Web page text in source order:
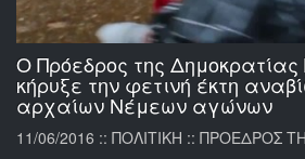
Ο Πρόεδρος της
κήρυξε την φετινή έκτη
αρχαίων Νέμεων αγώνων
11/06/2016 :: ΠΟΛΙΤΙΚΗ :: ΠΡΟΕΔΡΟΣ